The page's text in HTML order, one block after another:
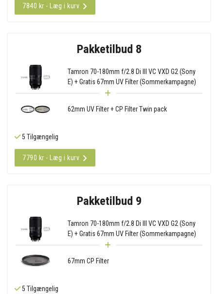
7840 kr - Læg i kurv
Pakketilbud 8
Tamron 70-180mm f/2.8 Di III VC VXD G2 (Sony
E) + Gratis 67mm UV Filter (Sommerkampagne)
62mm UV Filter + CP Filter Twin pack
5 Tilgængelig
7790 kr - Læg i kurv
Pakketilbud 9
Tamron 70-180mm f/2.8 Di III VC VXD G2 (Sony
E) + Gratis 67mm UV Filter (Sommerkampagne)
67mm CP Filter
5 Tilgængelig